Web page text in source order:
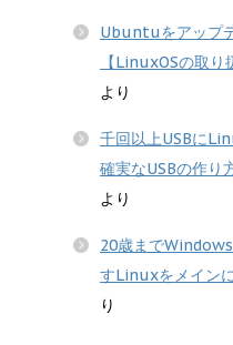
Ubuntuをアップ
【LinuxOSの取り
より
千回以上USBに
確実なUSBの作り
より
20歳まで
すLinuxをメイン
り